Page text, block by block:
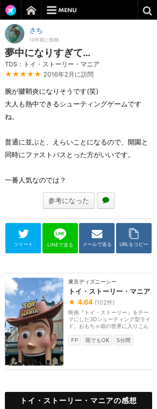
さち
10年前に投稿
夢中になりすぎて…
TDS：トイ・ストーリー・マニア
★★★★★ 2016年2月に訪問
腕が腱鞘炎になりそうです(笑)
大人も熱中できるシューティングゲームです
ね。
普通に並ぶと、えらいことになるので、開園と
同時にファストパスとった方がいいです。
一番人気なのでは？
参考になった
ツイート LINEで送る メールで送る URLをコピー
東京ディズニーシー
トイ・ストーリー・マニア
★ 4.64 (102件)
映画『トイ・ストーリー』をテー
マにした3Dシューティング型ライ
ド。おもちゃ箱の世界に入りこん
だゲストは3Dメガ...
FP
雨でもOK 5分間
トイ・ストーリー・マニアの感想